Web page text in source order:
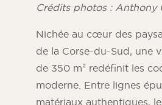
Crédits photos : Anthony
Nichée au cœur des
de la Corse-du-Sud, une
de 350 m² redéfinit les
moderne . Entre lignes
matériaux authentiques,